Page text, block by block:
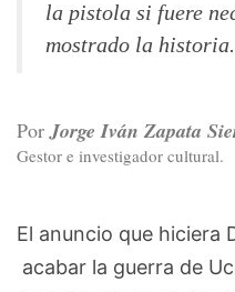
la pistola si fuere
mostrado la historia.
Por Jorge Iván Zapata
Gestor e investigador cultural.
El anuncio que hiciera
acabar la guerra de